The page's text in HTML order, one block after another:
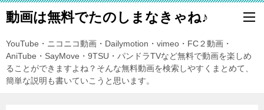
動画は無料でたのしまなきゃね♪
YouTube・ニコニコ動画・Dailymotion・vimeo・FC２動画・
AniTube・SayMove・9TSU・パンドラTVなど無料で動画を楽しめ
ることができますよね？そんな無料動画を検索しやすくまとめて、
簡単な説明も書いていこうと思います。